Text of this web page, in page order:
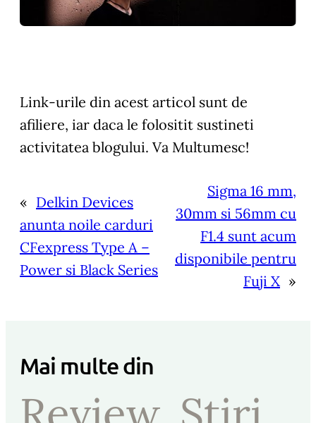
Link-urile din acest articol sunt de
afiliere, iar daca le folositit sustineti
activitatea blogului. Va Multumesc!
« Delkin Devices
anunta noile carduri
CFexpress Type A –
Power si Black Series
Sigma 16 mm,
30mm si 56mm cu
F1.4 sunt acum
disponibile pentru
Fuji X »
Mai multe din